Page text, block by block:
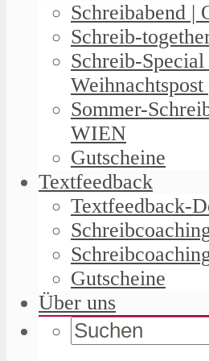
Schreibabend |
Schreib-
Schreib-Special
Sommer-
WIEN
Gutscheine
Textfeedback
Textfeedback-
Gutscheine
Über uns